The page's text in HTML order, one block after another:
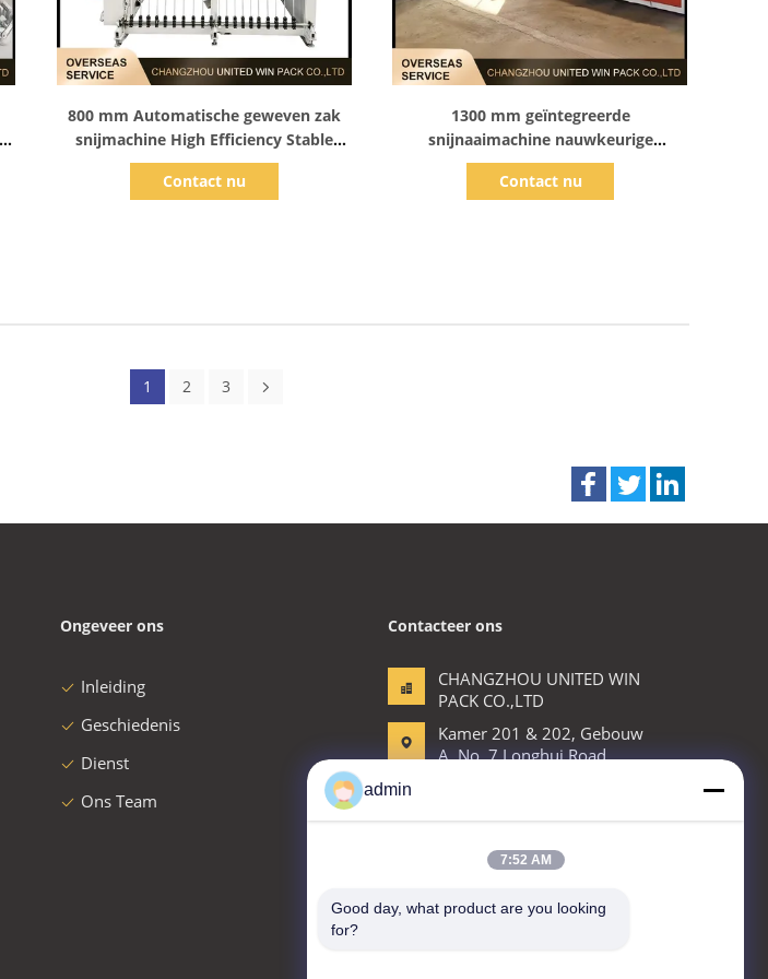
800 mm Automatische geweven zak
snijmachine High Efficiency Stable
Output voor de productie van zakken
Contact nu
1300 mm geïntegreerde
snijnaaimachine nauwkeurige
positionering stabiele output voor
geweven zakken
Contact nu
1 2 3
Ongeveer ons
Inleiding
Geschiedenis
Dienst
Ons Team
Contacteer ons
CHANGZHOU UNITED WIN
PACK CO.,LTD
Kamer 201 & 202, Gebouw
A, No. 7 Longhui Road,
Jiangsu Provincie, China
86-519-88676387
daisun@vip.163.com
admin
7:52 AM
Good day, what product are you looking
for?